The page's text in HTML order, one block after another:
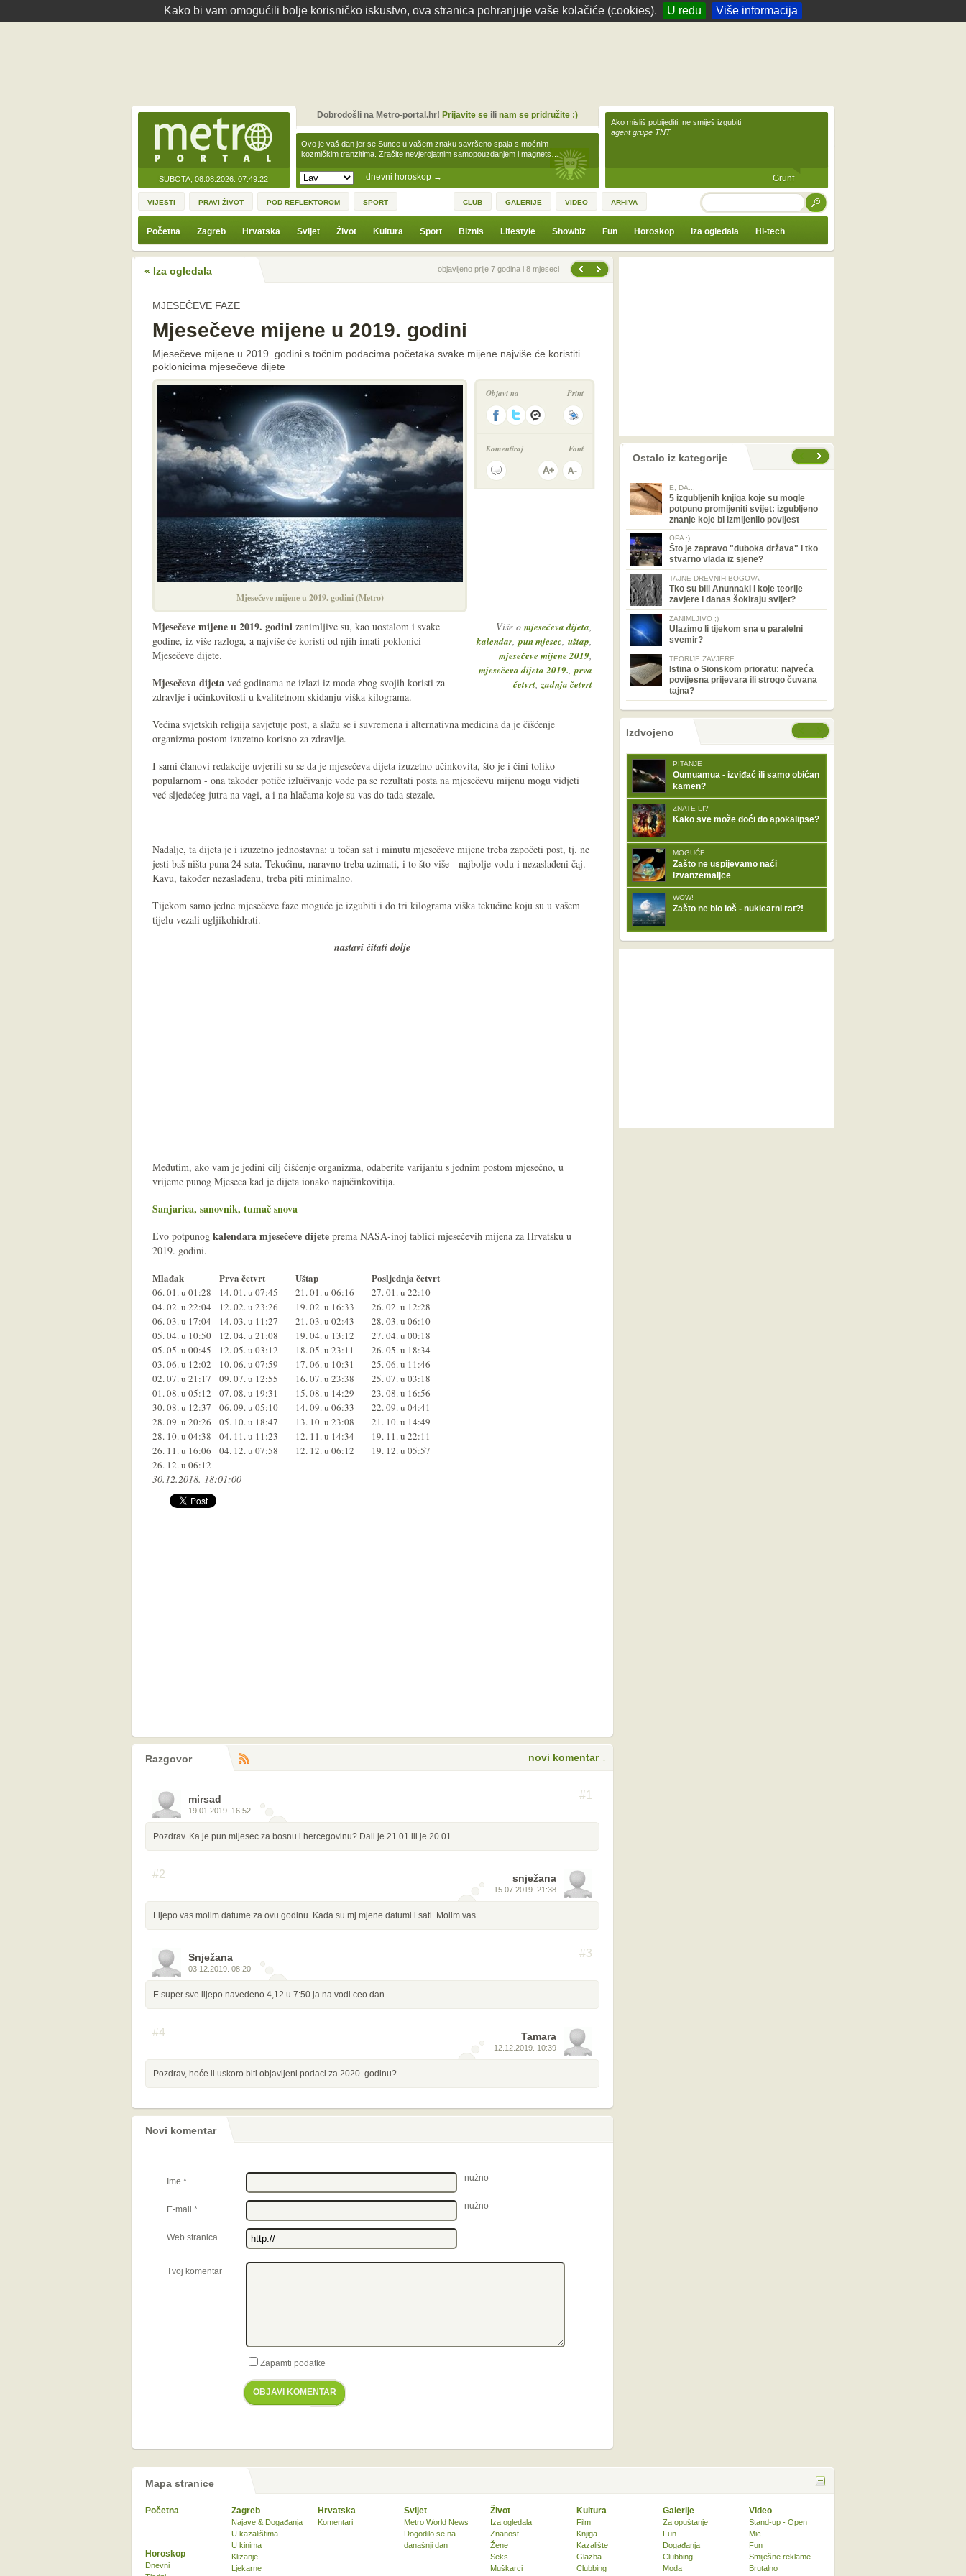
Kako bi vam omogućili bolje korisničko iskustvo, ova stranica pohranjuje vaše kolačiće (cookies). U redu Više informacija
SUBOTA, 08.08.2026. 07:49:22 dnevni horoskop →
Ovo je vaš dan jer se Sunce u vašem znaku savršeno spaja s moćnim
kozmičkim tranzitima. Zračite nevjerojatnim samopouzdanjem i magnets…
Dobrodošli na Metro-portal.hr! Prijavite seili nam se pridružite :)
Ako misliš pobijediti, ne smiješ izgubiti
agent grupe TNT
Grunf
VIJESTI PRAVI ŽIVOT POD REFLEKTOROM SPORT CLUB GALERIJE VIDEO ARHIVA TRAŽI
Početna Zagreb Hrvatska Svijet Život Kultura Sport Biznis Lifestyle Showbiz Fun Horoskop Iza ogledala Hi-tech
« Iza ogledala Prethodna vijestobjavljeno prije 7 godina i 8 mjeseci
MJESEČEVE FAZE
Mjesečeve mijene u 2019. godini
Mjesečeve mijene u 2019. godini s točnim podacima početaka svake mijene najviše će koristiti
poklonicima mjesečeve dijete
Mjesečeve mijene u 2019. godini (Metro)
Objavi na Print
Komentiraj Font
Više o mjesečeva dijeta,
kalendar,pun mjesec, uštap,
mjesečeve mijene 2019,
mjesečeva dijeta 2019.,prva
četvrt,zadnja četvrt
Mjesečeve mijene u 2019. godini zanimljive su, kao uostalom i svake
godine, iz više razloga, a najviše će koristi od njih imati poklonici
Mjesečeve dijete.
Mjesečeva dijeta već godinama ne izlazi iz mode zbog svojih koristi za
zdravlje i učinkovitosti u kvalitetnom skidanju viška kilograma.
Većina svjetskih religija savjetuje post, a slažu se i suvremena i alternativna medicina da je čišćenje
organizma postom izuzetno korisno za zdravlje.
I sami članovi redakcije uvjerili su se da je mjesečeva dijeta izuzetno učinkovita, što je i čini toliko
popularnom - ona također potiče izlučivanje vode pa se rezultati posta na mjesečevu mijenu mogu vidjeti
već sljedećeg jutra na vagi, a i na hlačama koje su vas do tada stezale.
Nadalje, ta dijeta je i izuzetno jednostavna: u točan sat i minutu mjesečeve mijene treba započeti post, tj. ne
jesti baš ništa puna 24 sata. Tekućinu, naravno treba uzimati, i to što više - najbolje vodu i nezaslađeni čaj.
Kavu, također nezaslađenu, treba piti minimalno.
Tijekom samo jedne mjesečeve faze moguće je izgubiti i do tri kilograma viška tekućine koju su u vašem
tijelu vezali ugljikohidrati.
nastavi čitati dolje
Međutim, ako vam je jedini cilj čišćenje organizma, odaberite varijantu s jednim postom mjesečno, u
vrijeme punog Mjeseca kad je dijeta ionako najučinkovitija.
Sanjarica, sanovnik, tumač snova
Evo potpunog kalendara mjesečeve dijete prema NASA-inoj tablici mjesečevih mijena za Hrvatsku u
2019. godini.
Mlađak
Prva četvrt Uštap Posljednja četvrt
06. 01. u 01:28 14. 01. u 07:45 21. 01. u 06:16
27. 01. u 22:10
04. 02. u 22:04
12. 02. u 23:26 19. 02. u 16:33
26. 02. u 12:28
06. 03. u 17:04
14. 03. u 11:27 21. 03. u 02:43
28. 03. u 06:10
05. 04. u 10:50
12. 04. u 21:08 19. 04. u 13:12
27. 04. u 00:18
05. 05. u 00:45
12. 05. u 03:12 18. 05. u 23:11
26. 05. u 18:34
03. 06. u 12:02
10. 06. u 07:59 17. 06. u 10:31
25. 06. u 11:46
02. 07. u 21:17
09. 07. u 12:55 16. 07. u 23:38
25. 07. u 03:18
01. 08. u 05:12
07. 08. u 19:31 15. 08. u 14:29
23. 08. u 16:56
30. 08. u 12:37
06. 09. u 05:10 14. 09. u 06:33
22. 09. u 04:41
28. 09. u 20:26
05. 10. u 18:47 13. 10. u 23:08
21. 10. u 14:49
28. 10. u 04:38
04. 11. u 11:23 12. 11. u 14:34
19. 11. u 22:11
26. 11. u 16:06
04. 12. u 07:58 12. 12. u 06:12
19. 12. u 05:57
26. 12. u 06:12
30.12.2018. 18:01:00
Razgovor
komentara
novi komentar ↓
mirsad
19.01.2019. 16:52
#1
Pozdrav. Ka je pun mijesec za bosnu i hercegovinu? Dali je 21.01 ili je 20.01
snježana
15.07.2019. 21:38
#2
Lijepo vas molim datume za ovu godinu. Kada su mj.mjene datumi i sati. Molim vas
Snježana
03.12.2019. 08:20
#3
E super sve lijepo navedeno 4,12 u 7:50 ja na vodi ceo dan
Tamara
12.12.2019. 10:39
#4
Pozdrav, hoće li uskoro biti objavljeni podaci za 2020. godinu?
Novi komentar
Ime * nužno
E-mail * nužno
Web stranica
Tvoj komentar
Zapamti podatke
OBJAVI KOMENTAR
prethodno Ostalo iz kategorije
E, DA...
5 izgubljenih knjiga koje su mogle
potpuno promijeniti svijet: izgubljeno
znanje koje bi izmijenilo povijest
OPA :)
Što je zapravo "duboka država" i tko
stvarno vlada iz sjene?
TAJNE DREVNIH BOGOVA
Tko su bili Anunnaki i koje teorije
zavjere i danas šokiraju svijet?
ZANIMLJIVO ;)
Ulazimo li tijekom sna u paralelni
svemir?
TEORIJE ZAVJERE
Istina o Sionskom prioratu: najveća
povijesna prijevara ili strogo čuvana
tajna?
nema prethodne stranice
nema sljedeće stranice
Izdvojeno
PITANJE
Oumuamua - izviđač ili samo običan
kamen?
ZNATE LI?
Kako sve može doći do apokalipse?
MOGUĆE
Zašto ne uspijevamo naći
izvanzemaljce
WOW!
Zašto ne bio loš - nuklearni rat?!
Mapa stranice
Početna Zagreb
Najave & Događanja
U kazalištima
U kinima
Klizanje
Ljekarne
Hrvatska
Komentari
Svijet
Metro World News
Dogodilo se na
današnji dan
Život
Iza ogledala
Znanost
Žene
Seks
Muškarci
Kultura
Film
Knjiga
Kazalište
Glazba
Clubbing
Horoskop
Dnevni
Galerije
Za opuštanje
Fun
Događanja
Clubbing
Moda
Video
Stand-up - Open
Mic
Fun
Smiješne reklame
Brutalno